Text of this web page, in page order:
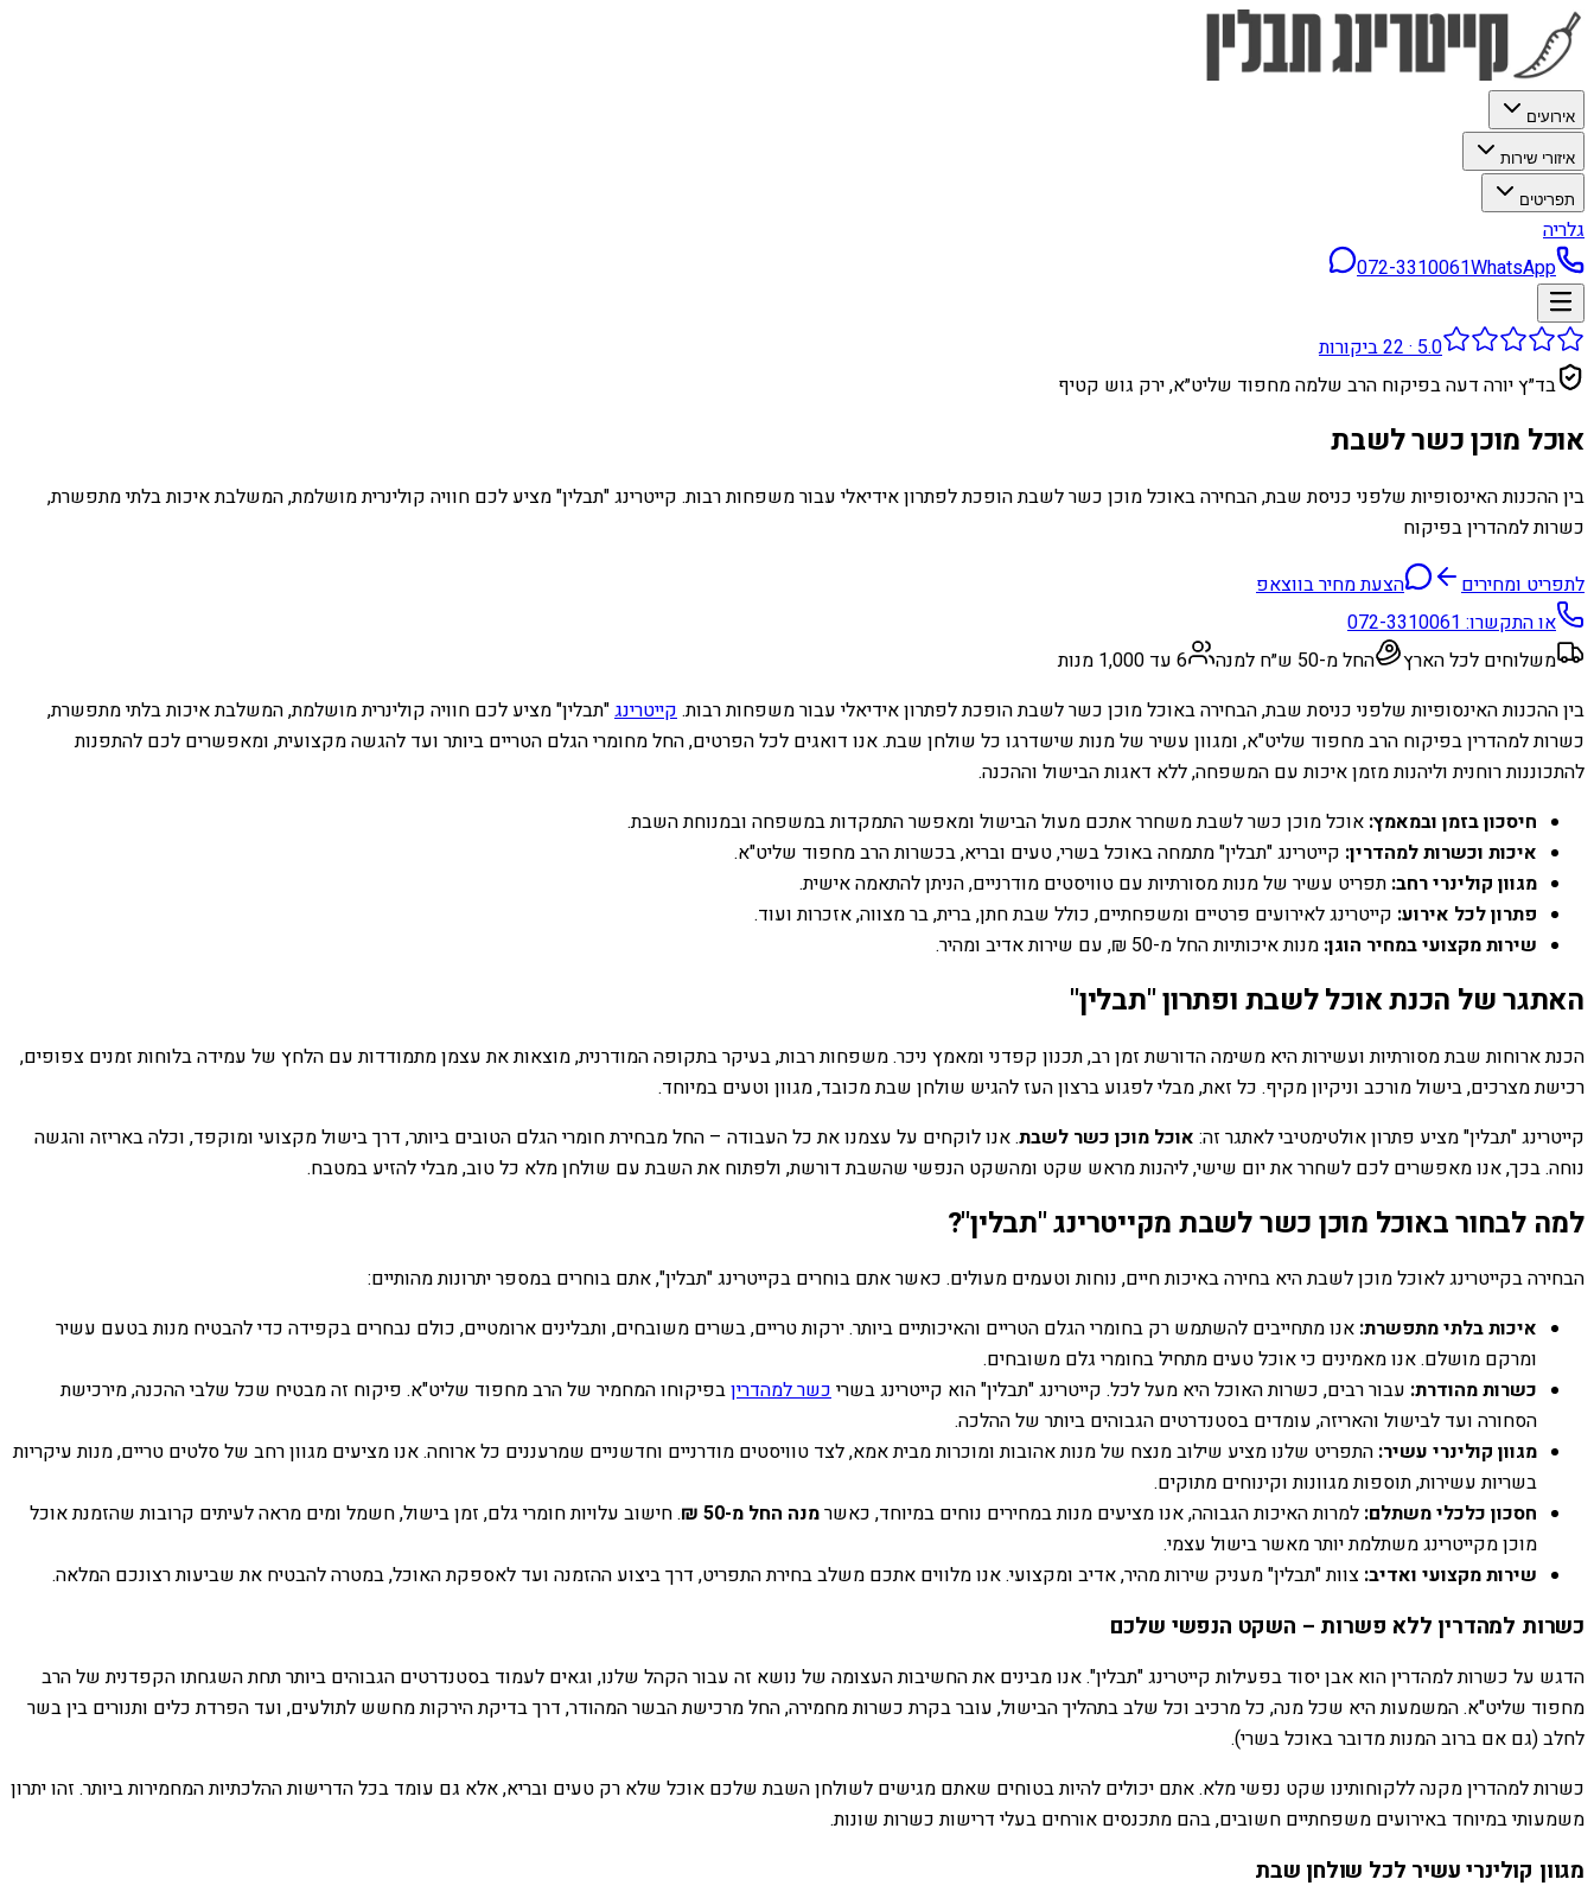
אירועים
איזורי שירות
תפריטים
גלריה
072-3310061WhatsApp
5.0
·
22ביקורות
בד״ץ יורה דעה בפיקוח הרב שלמה מחפוד שליט״א, ירק גוש קטיף
אוכל מוכן כשר לשבת
בין ההכנות האינסופיות שלפני כניסת שבת, הבחירה באוכל מוכן כשר לשבת הופכת לפתרון אידיאלי עבור משפחות רבות. קייטרינג "תבלין" מציע לכם חוויה קולינרית מושלמת, המשלבת איכות בלתי מתפשרת,
כשרות למהדרין בפיקוח
לתפריט ומחירים
הצעת מחיר בווצאפ
או התקשרו:072-3310061
משלוחים לכל הארץ
החל מ-50 ש״ח למנה
6 עד 1,000 מנות
בין ההכנות האינסופיות שלפני כניסת שבת, הבחירה באוכל מוכן כשר לשבת הופכת לפתרון אידיאלי עבור משפחות רבות.קייטרינג"תבלין" מציע לכם חוויה קולינרית מושלמת, המשלבת איכות בלתי מתפשרת,
כשרות למהדרין בפיקוח הרב מחפוד שליט"א, ומגוון עשיר של מנות שישדרגו כל שולחן שבת. אנו דואגים לכל הפרטים, החל מחומרי הגלם הטריים ביותר ועד להגשה מקצועית, ומאפשרים לכם להתפנות
להתכוננות רוחנית וליהנות מזמן איכות עם המשפחה, ללא דאגות הבישול וההכנה.
חיסכון בזמן ובמאמץ: אוכל מוכן כשר לשבת משחרר אתכם מעול הבישול ומאפשר התמקדות במשפחה ובמנוחת השבת.
איכות וכשרות למהדרין: קייטרינג "תבלין" מתמחה באוכל בשרי, טעים ובריא, בכשרות הרב מחפוד שליט"א.
מגוון קולינרי רחב: תפריט עשיר של מנות מסורתיות עם טוויסטים מודרניים, הניתן להתאמה אישית.
פתרון לכל אירוע: קייטרינג לאירועים פרטיים ומשפחתיים, כולל שבת חתן, ברית, בר מצווה, אזכרות ועוד.
שירות מקצועי במחיר הוגן: מנות איכותיות החל מ-50 ₪, עם שירות אדיב ומהיר.
האתגר של הכנת אוכל לשבת ופתרון "תבלין"
הכנת ארוחות שבת מסורתיות ועשירות היא משימה הדורשת זמן רב, תכנון קפדני ומאמץ ניכר. משפחות רבות, בעיקר בתקופה המודרנית, מוצאות את עצמן מתמודדות עם הלחץ של עמידה בלוחות זמנים צפופים,
רכישת מצרכים, בישול מורכב וניקיון מקיף. כל זאת, מבלי לפגוע ברצון העז להגיש שולחן שבת מכובד, מגוון וטעים במיוחד.
קייטרינג "תבלין" מציע פתרון אולטימטיבי לאתגר זה: אוכל מוכן כשר לשבת. אנו לוקחים על עצמנו את כל העבודה – החל מבחירת חומרי הגלם הטובים ביותר, דרך בישול מקצועי ומוקפד, וכלה באריזה והגשה
נוחה. בכך, אנו מאפשרים לכם לשחרר את יום שישי, ליהנות מראש שקט ומהשקט הנפשי שהשבת דורשת, ולפתוח את השבת עם שולחן מלא כל טוב, מבלי להזיע במטבח.
למה לבחור באוכל מוכן כשר לשבת מקייטרינג "תבלין"?
הבחירה בקייטרינג לאוכל מוכן לשבת היא בחירה באיכות חיים, נוחות וטעמים מעולים. כאשר אתם בוחרים בקייטרינג "תבלין", אתם בוחרים במספר יתרונות מהותיים:
איכות בלתי מתפשרת: אנו מתחייבים להשתמש רק בחומרי הגלם הטריים והאיכותיים ביותר. ירקות טריים, בשרים משובחים, ותבלינים ארומטיים, כולם נבחרים בקפידה כדי להבטיח מנות בטעם עשיר
ומרקם מושלם. אנו מאמינים כי אוכל טעים מתחיל בחומרי גלם משובחים.
כשרות מהודרת: עבור רבים, כשרות האוכל היא מעל לכל. קייטרינג "תבלין" הוא קייטרינג בשריכשר למהדריןבפיקוחו המחמיר של הרב מחפוד שליט"א. פיקוח זה מבטיח שכל שלבי ההכנה, מירכישת
הסחורה ועד לבישול והאריזה, עומדים בסטנדרטים הגבוהים ביותר של ההלכה.
מגוון קולינרי עשיר: התפריט שלנו מציע שילוב מנצח של מנות אהובות ומוכרות מבית אמא, לצד טוויסטים מודרניים וחדשניים שמרעננים כל ארוחה. אנו מציעים מגוון רחב של סלטים טריים, מנות עיקריות
בשריות עשירות, תוספות מגוונות וקינוחים מתוקים.
חסכון כלכלי משתלם: למרות האיכות הגבוהה, אנו מציעים מנות במחירים נוחים במיוחד, כאשרמנה החל מ-50 ₪
. חישוב עלויות חומרי גלם, זמן בישול, חשמל ומים מראה לעיתים קרובות שהזמנת אוכל
מוכן מקייטרינג משתלמת יותר מאשר בישול עצמי.
שירות מקצועי ואדיב: צוות "תבלין" מעניק שירות מהיר, אדיב ומקצועי. אנו מלווים אתכם משלב בחירת התפריט, דרך ביצוע ההזמנה ועד לאספקת האוכל, במטרה להבטיח את שביעות רצונכם המלאה.
כשרות למהדרין ללא פשרות – השקט הנפשי שלכם
הדגש על כשרות למהדרין הוא אבן יסוד בפעילות קייטרינג "תבלין". אנו מבינים את החשיבות העצומה של נושא זה עבור הקהל שלנו, וגאים לעמוד בסטנדרטים הגבוהים ביותר תחת השגחתו הקפדנית של הרב
מחפוד שליט"א. המשמעות היא שכל מנה, כל מרכיב וכל שלב בתהליך הבישול, עובר בקרת כשרות מחמירה, החל מרכישת הבשר המהודר, דרך בדיקת הירקות מחשש לתולעים, ועד הפרדת כלים ותנורים בין בשר
לחלב (גם אם ברוב המנות מדובר באוכל בשרי).
כשרות למהדרין מקנה ללקוחותינו שקט נפשי מלא. אתם יכולים להיות בטוחים שאתם מגישים לשולחן השבת שלכם אוכל שלא רק טעים ובריא, אלא גם עומד בכל הדרישות ההלכתיות המחמירות ביותר. זהו יתרון
משמעותי במיוחד באירועים משפחתיים חשובים, בהם מתכנסים אורחים בעלי דרישות כשרות שונות.
מגוון קולינרי עשיר לכל שולחן שבת